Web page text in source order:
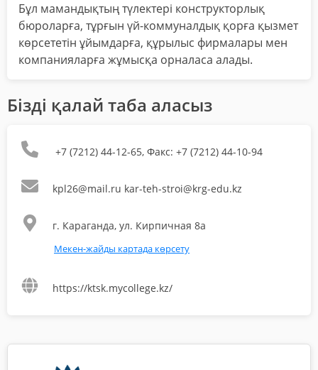
Бұл мамандықтың түлектері конструкторлық
бюроларға, тұрғын үй-коммуналдық қорға қызмет
көрсететін ұйымдарға, құрылыс фирмалары мен
компанияларға жұмысқа орналаса алады.
Бізді қалай таба аласыз
+7 (7212) 44-12-65, Факс: +7 (7212) 44-10-94
kpl26@mail.ru kar-teh-stroi@krg-edu.kz
г. Караганда, ул. Кирпичная 8а
Мекен-жайды картада көрсету
https://ktsk.mycollege.kz/